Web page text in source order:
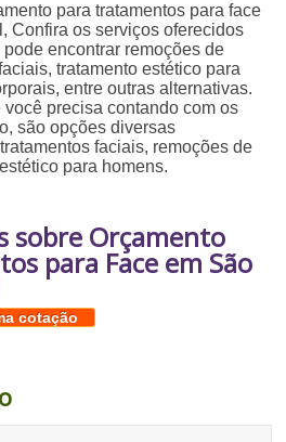
para tratamentos para face
Confira os serviços oferecidos
encontrar remoções de
tratamento estético para
entre outras alternativas.
precisa contando com os
são opções diversas
faciais, remoções de
para homens.
sobre Orçamento
para Face em São
cotação